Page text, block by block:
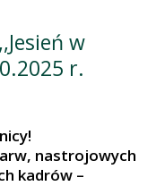
w
r.
nastrojowych
kadrów –